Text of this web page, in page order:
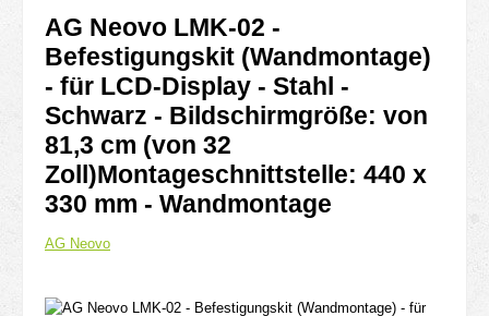
AG Neovo LMK-02 -
Befestigungskit (Wandmontage)
- für LCD-Display - Stahl -
Schwarz - Bildschirmgröße: von
81,3 cm (von 32
Zoll)Montageschnittstelle: 440 x
330 mm - Wandmontage
AG Neovo
Bildergalerie überspringen